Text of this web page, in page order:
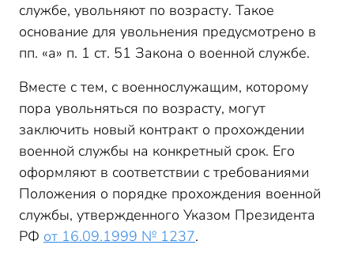
службе, увольняют по возрасту. Такое
основание для увольнения предусмотрено в
пп. «а» п. 1 ст. 51 Закона о военной службе.
Вместе с тем, с военнослужащим, которому
пора увольняться по возрасту, могут
заключить новый контракт о прохождении
военной службы на конкретный срок. Его
оформляют в соответствии с требованиями
Положения о порядке прохождения военной
службы, утвержденного Указом Президента
РФ от 16.09.1999 № 1237.